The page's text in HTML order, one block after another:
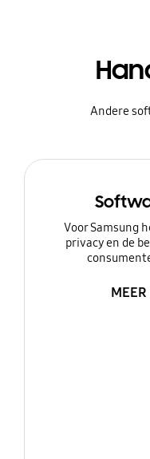
Andere
Voor Samsung
privacy en de